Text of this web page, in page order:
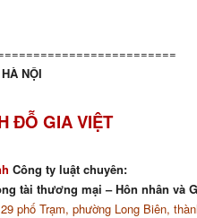
NỘI
ĐỖ GIA VIỆT
Công ty luật chuyên:
tài thương mại – Hôn nhân và
phố Trạm, phường Long Biên,